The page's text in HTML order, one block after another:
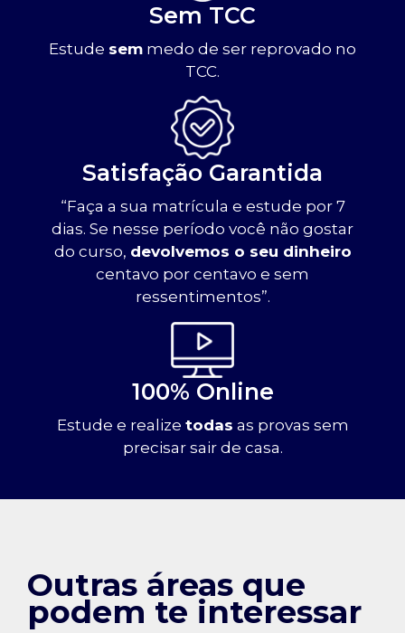
Sem TCC
Estude sem medo de ser reprovado no
TCC.
Satisfação Garantida
“Faça a sua matrícula e estude por 7
dias. Se nesse período você não gostar
do curso, devolvemos o seu dinheiro
centavo por centavo e sem
ressentimentos”.
100% Online
Estude e realize todas as provas sem
precisar sair de casa.
Outras áreas que
podem te interessar